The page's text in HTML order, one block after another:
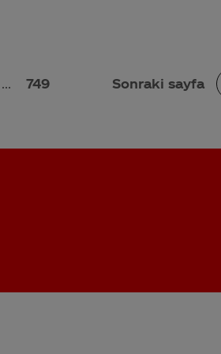
... 749 Sonraki sayfa